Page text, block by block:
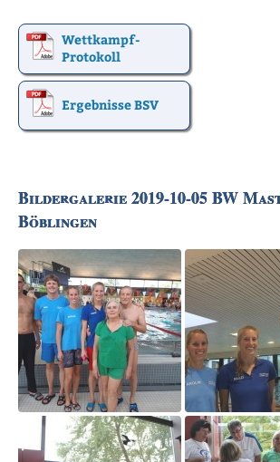
Wettkampf-
Protokoll
Ergebnisse BSV
Bildergalerie 2019-10-05 BW
Böblingen